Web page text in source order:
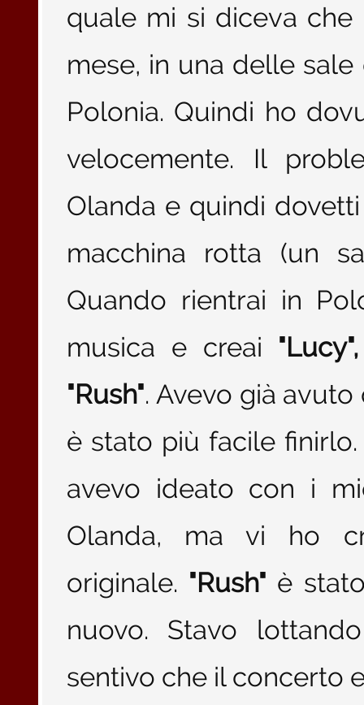
quale mi si diceva
mese, in una delle
Polonia. Quindi ho
velocemente. Il
Olanda e quindi
macchina rotta (un
Quando rientrai in
musica e creai
"Rush". Avevo già
è stato più facile
avevo ideato con i
Olanda, ma vi ho
originale. "Rush" è
nuovo. Stavo
sentivo che il concerto